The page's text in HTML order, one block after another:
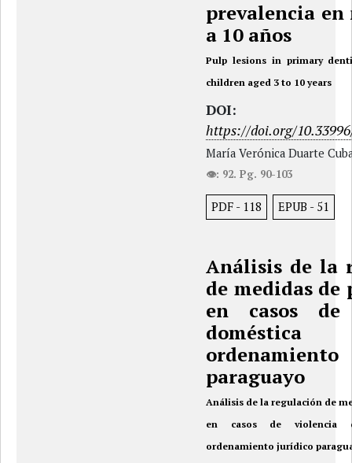
prevalencia en
a 10 años
Pulp lesions in primary
children aged 3 to 10 years
DOI:
https://doi.org/
María Verónica Duarte
👁: 92. Pg. 90-103
PDF - 118 EPUB - 51
Análisis de la
de medidas de
en casos de
paraguayo
Análisis de la regulación de
en casos de violencia
ordenamiento jurídico